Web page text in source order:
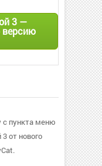
3 —
версию
с пункта меню
от нового